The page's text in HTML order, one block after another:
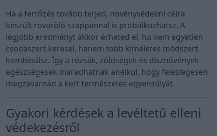
Ha a fertőzés tovább terjed, növényvédelmi célra
készült rovarölő szappannal is próbálkozhatsz. A
legjobb eredményt akkor érheted el, ha nem egyetlen
csodaszert keresel, hanem több kíméletes módszert
kombinálsz. Így a rózsák, zöldségek és dísznövények
egészségesek maradhatnak anélkül, hogy feleslegesen
megzavarnád a kert természetes egyensúlyát.
Gyakori kérdések a levéltetű elleni
védekezésről